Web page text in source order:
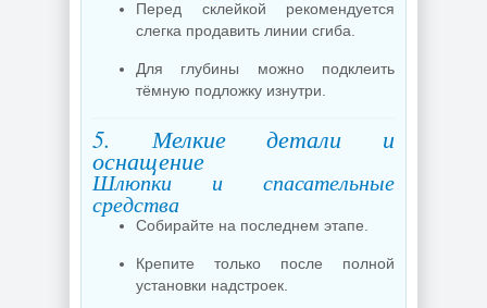
Перед склейкой рекомендуется
слегка продавить линии сгиба.
Для глубины можно подклеить
тёмную подложку изнутри.
5. Мелкие детали и
оснащение
Шлюпки и спасательные
средства
Собирайте на последнем этапе.
Крепите только после полной
установки надстроек.